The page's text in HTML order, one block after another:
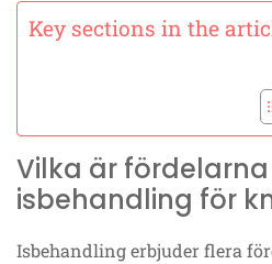
Key sections in the
Vilka är
isbehandling för
Isbehandling erbjuder flera